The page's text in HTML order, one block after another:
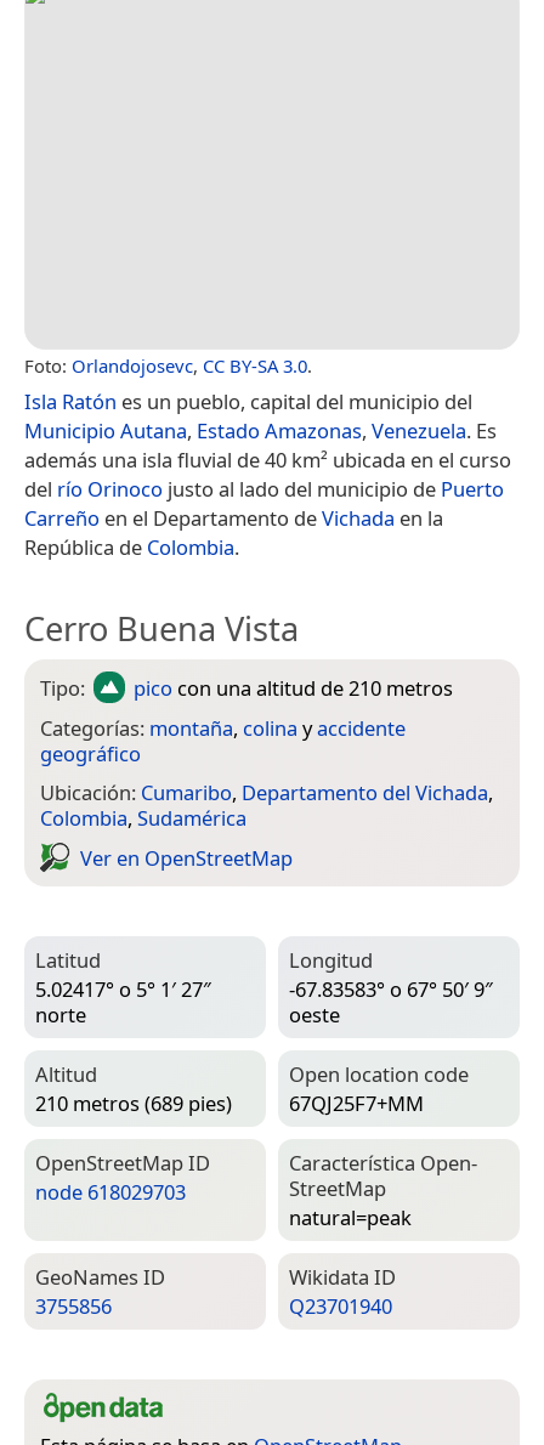
Foto: Orlandojosevc, CC BY-SA 3.0.
Isla Ratón es un pueblo, capital del municipio del
Municipio Autana, Estado Amazonas, Venezuela. Es
además una isla fluvial de 40 km² ubicada en el curso
del río Orinoco justo al lado del municipio de Puerto
Carreño en el Departamento deVichada en la
República de Colombia.
Cerro Buena Vista
Tipo: pico con una altitud de 210 metros
Categorías: montaña, colina yaccidente
geográfico
Ubicación: Cumaribo, Departamento del Vichada,
Colombia, Sudamérica
Ver en Open­Street­Map
Latitud
5.02417° o 5° 1′ 27″
norte
Longitud
-67.83583° o 67° 50′ 9″
oeste
Altitud
210 metros (689 pies)
Open location code
67QJ25F7+MM
Open­Street­Map ID
node 618029703
Característica Open­
Street­Map
natural=­peak
Geo­Names ID
3755856
Wiki­data ID
Q23701940